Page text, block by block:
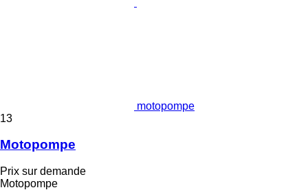
motopompe
13
Motopompe
Prix sur demande
Motopompe